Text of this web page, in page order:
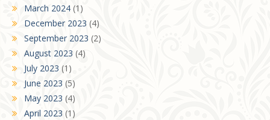
March 2024 (1)
December 2023 (4)
September 2023 (2)
August 2023 (4)
July 2023 (1)
June 2023 (5)
May 2023 (4)
April 2023 (1)